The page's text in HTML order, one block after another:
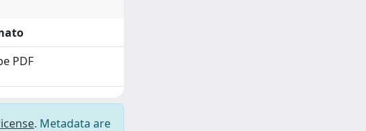
PDF
. Metadata are